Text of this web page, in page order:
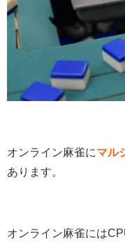
オンライン麻雀にマル
あります。
オンライン麻雀には